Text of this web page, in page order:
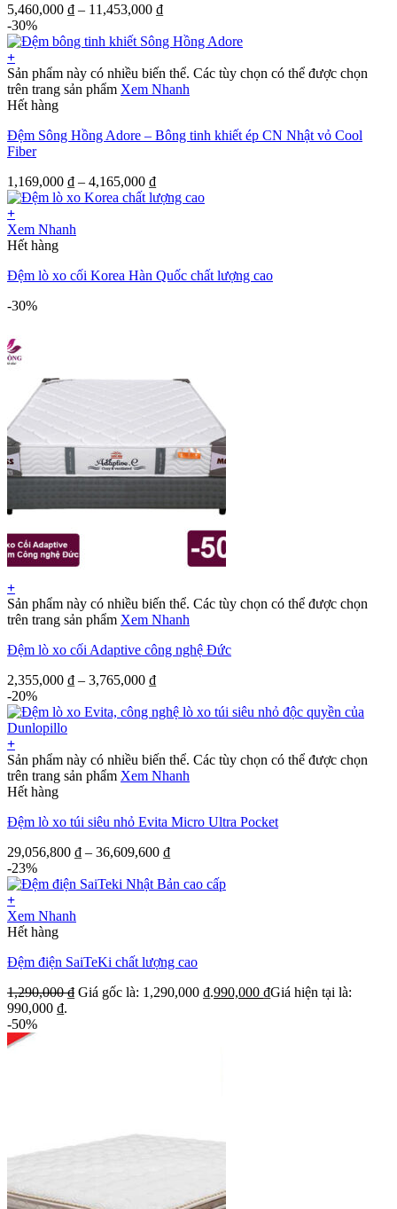
5,460,000 ₫ – 11,453,000 ₫
-30%
+
Sản phẩm này có nhiều biến thể. Các tùy chọn có thể được chọn
trên trang sản phẩm Xem Nhanh
Hết hàng
Đệm Sông Hồng Adore – Bông tinh khiết ép CN Nhật vỏ Cool
Fiber
1,169,000 ₫ – 4,165,000 ₫
+
Xem Nhanh
Hết hàng
Đệm lò xo cối Korea Hàn Quốc chất lượng cao
-30%
+
Sản phẩm này có nhiều biến thể. Các tùy chọn có thể được chọn
trên trang sản phẩm Xem Nhanh
Đệm lò xo cối Adaptive công nghệ Đức
2,355,000 ₫ – 3,765,000 ₫
-20%
+
Sản phẩm này có nhiều biến thể. Các tùy chọn có thể được chọn
trên trang sản phẩm Xem Nhanh
Hết hàng
Đệm lò xo túi siêu nhỏ Evita Micro Ultra Pocket
29,056,800 ₫ – 36,609,600 ₫
-23%
+
Xem Nhanh
Hết hàng
Đệm điện SaiTeKi chất lượng cao
1,290,000₫ Giá gốc là: 1,290,000 ₫.990,000 ₫Giá hiện tại là:
990,000 ₫.
-50%